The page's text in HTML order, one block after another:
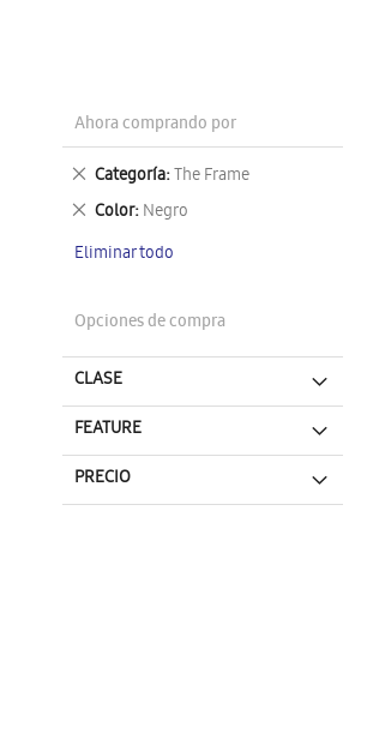
Ahora comprando por
Categoría The Frame
Eliminar
este
artículo
Color Negro
Eliminar
artículo
Eliminar todo
Opciones de compra
CLASE
FEATURE
PRECIO